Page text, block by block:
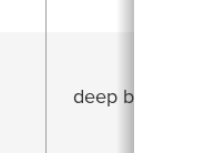
deep black